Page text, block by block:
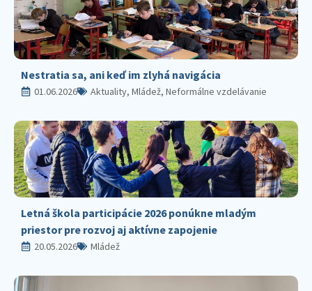
Nestratia sa, ani keď im zlyhá navigácia
01.06.2026 Aktuality, Mládež, Neformálne vzdelávanie
Letná škola participácie 2026 ponúkne mladým
priestor pre rozvoj aj aktívne zapojenie
20.05.2026 Mládež